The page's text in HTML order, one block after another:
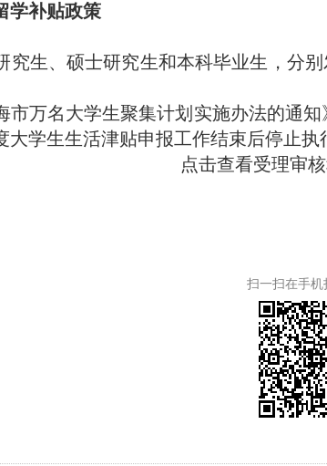
补贴政策
生、硕士研究生和本科毕业生，分别
名大学生聚集计划实施办法的通知
大学生生活津贴申报工作结束后停止执
点击查看受理审
扫一扫在手